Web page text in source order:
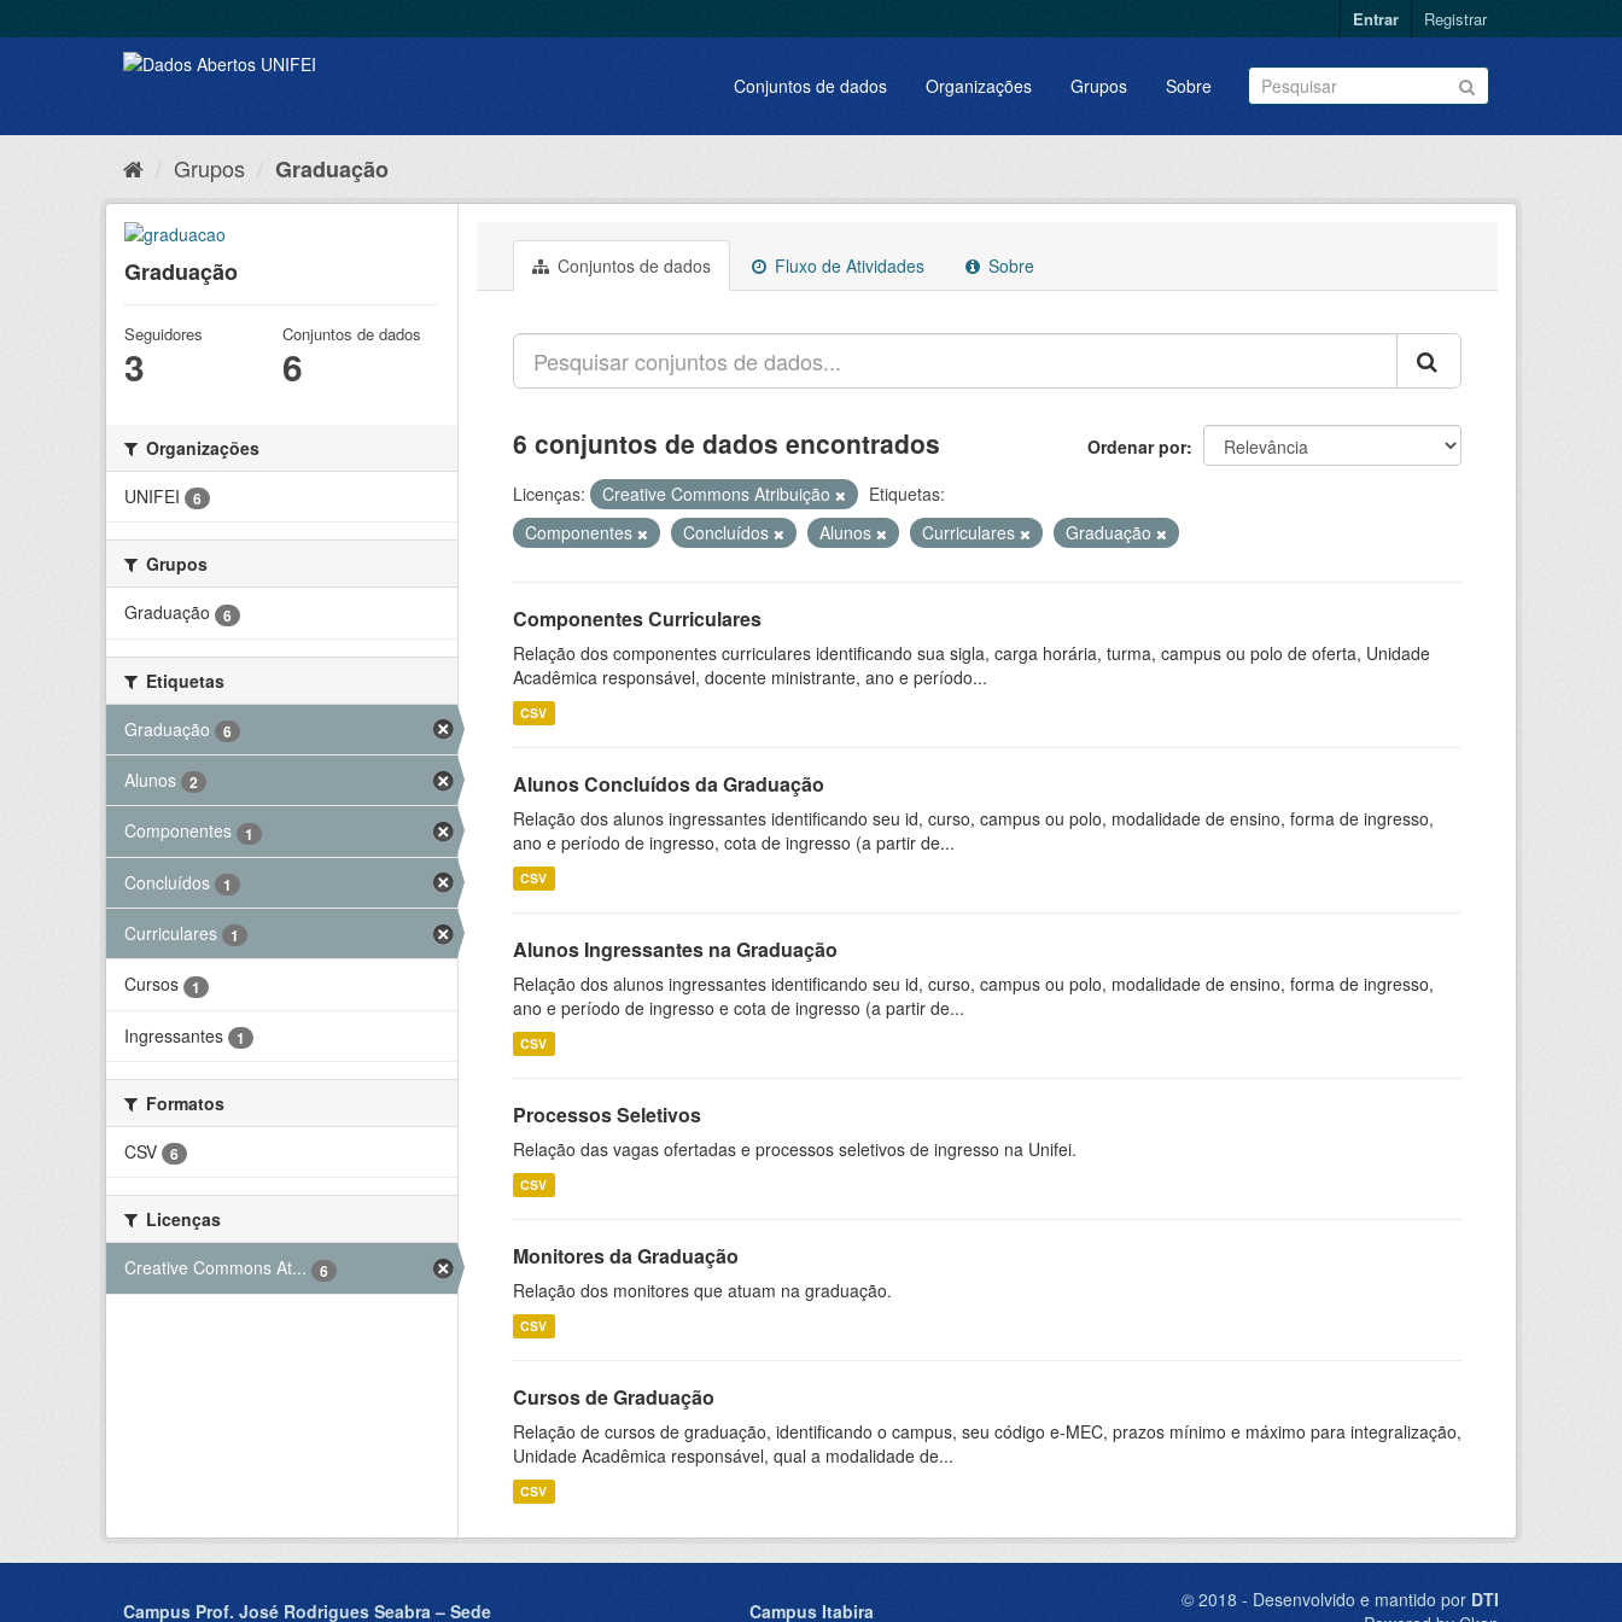
Entrar Registrar
Conjuntos de dados Organizações Grupos Sobre
Grupos Graduação
Graduação
Seguidores
3
Conjuntos de dados
6
Organizações
UNIFEI
6
Grupos
Graduação
6
Etiquetas
Graduação
6
Alunos 2
Componentes 1
Concluídos 1
Curriculares 1
Cursos 1
Ingressantes 1
Formatos
CSV
6
Licenças
Creative Commons At...
6
Conjuntos de dados Fluxo de Atividades Sobre
Ordenar por
6 conjuntos de dados encontrados
Licenças: Creative Commons Atribuição
Etiquetas:
Componentes
Concluídos Alunos Curriculares Graduação
Componentes Curriculares
Relação dos componentes curriculares identificando sua sigla, carga horária, turma, campus ou polo de oferta, Unidade
Acadêmica responsável, docente ministrante, ano e período...
CSV
Alunos Concluídos da Graduação
Relação dos alunos ingressantes identificando seu id, curso, campus ou polo, modalidade de ensino, forma de ingresso,
ano e período de ingresso, cota de ingresso (a partir de...
CSV
Alunos Ingressantes na Graduação
Relação dos alunos ingressantes identificando seu id, curso, campus ou polo, modalidade de ensino, forma de ingresso,
ano e período de ingresso e cota de ingresso (a partir de...
CSV
Processos Seletivos
Relação das vagas ofertadas e processos seletivos de ingresso na Unifei.
CSV
Monitores da Graduação
Relação dos monitores que atuam na graduação.
CSV
Cursos de Graduação
Relação de cursos de graduação, identificando o campus, seu código e-MEC, prazos mínimo e máximo para integralização,
Unidade Acadêmica responsável, qual a modalidade de...
CSV
Campus Prof. José Rodrigues Seabra – Sede Campus Itabira © 2018 - Desenvolvido e mantido por DTI